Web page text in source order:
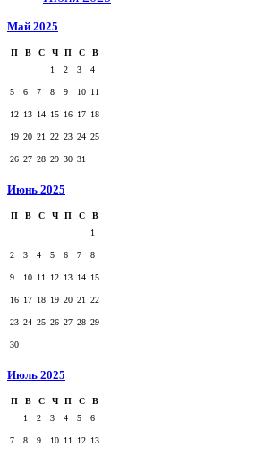
Май 2025
П В С Ч П С
В
1
2 3 4
5 6 7 8 9 10 11
12 13 14 15 16 17 18
19 20 21 22 23 24 25
26 27 28 29 30 31
Июнь 2025
П В С Ч П С
В
1
2 3 4 5 6 7 8
9 10 11 12 13 14 15
16 17 18 19 20 21 22
23 24 25 26 27 28 29
30
Июль 2025
П В С Ч П С
В
1
2 3 4 5 6
7 8 9 10 11 12 13